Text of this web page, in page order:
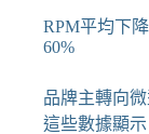
RPM平均下降
60%
品牌主轉向
這些數據顯